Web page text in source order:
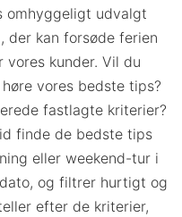
omhyggeligt udvalgt
der kan forsøde ferien
kunder. Vil du
vores bedste tips?
fastlagte kriterier?
finde de bedste tips
eller weekend-tur i
og filtrer hurtigt og
efter de kriterier,